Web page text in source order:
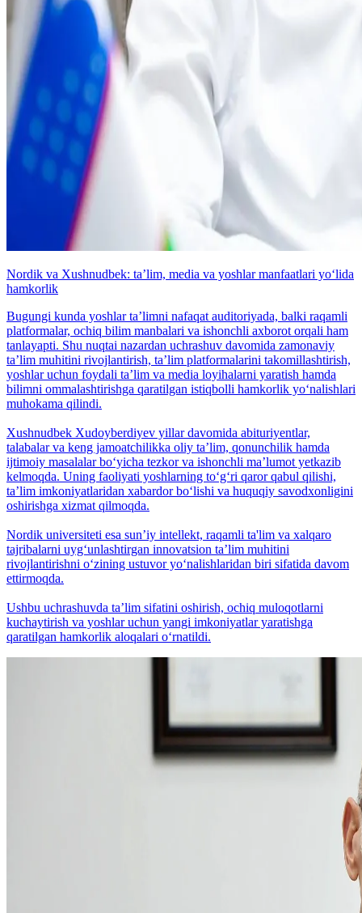
Nordik va Xushnudbek: taʼlim, media va yoshlar manfaatlari yo‘lida
hamkorlik
Bugungi kunda yoshlar taʼlimni nafaqat auditoriyada, balki raqamli
platformalar, ochiq bilim manbalari va ishonchli axborot orqali ham
tanlayapti. Shu nuqtai nazardan uchrashuv davomida zamonaviy
taʼlim muhitini rivojlantirish, taʼlim platformalarini takomillashtirish,
yoshlar uchun foydali taʼlim va media loyihalarni yaratish hamda
bilimni ommalashtirishga qaratilgan istiqbolli hamkorlik yo‘nalishlari
muhokama qilindi.
Xushnudbek Xudoyberdiyev yillar davomida abituriyentlar,
talabalar va keng jamoatchilikka oliy taʼlim, qonunchilik hamda
ijtimoiy masalalar bo‘yicha tezkor va ishonchli maʼlumot yetkazib
kelmoqda. Uning faoliyati yoshlarning to‘g‘ri qaror qabul qilishi,
taʼlim imkoniyatlaridan xabardor bo‘lishi va huquqiy savodxonligini
oshirishga xizmat qilmoqda.
Nordik universiteti esa sunʼiy intellekt, raqamli ta'lim va xalqaro
tajribalarni uyg‘unlashtirgan innovatsion taʼlim muhitini
rivojlantirishni o‘zining ustuvor yo‘nalishlaridan biri sifatida davom
ettirmoqda.
Ushbu uchrashuvda taʼlim sifatini oshirish, ochiq muloqotlarni
kuchaytirish va yoshlar uchun yangi imkoniyatlar yaratishga
qaratilgan hamkorlik aloqalari o‘rnatildi.